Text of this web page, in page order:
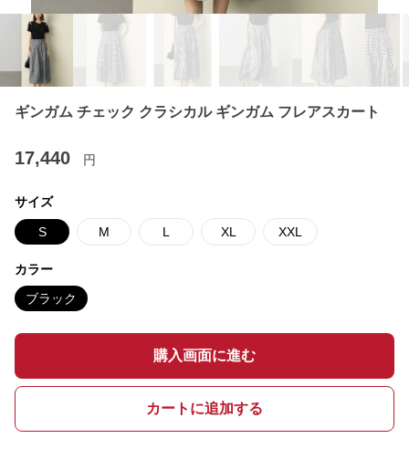
ギンガム チェック クラシカル ギンガム フレアスカート
17,440 円
サイズ
S M L XL XXL
カラー
ブラック
購入画面に進む
カートに追加する